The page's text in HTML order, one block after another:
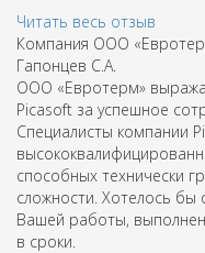
Читать весь отзыв
Компания ООО
Гапонцев С.А.
ООО «Евротерм»
Picasoft за успешное
Специалисты компании
способных технически
сложности. Хотелось бы
Вашей работы,
в сроки.